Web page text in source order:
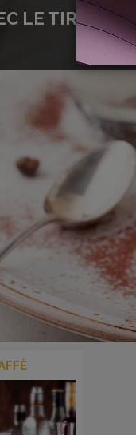
LE